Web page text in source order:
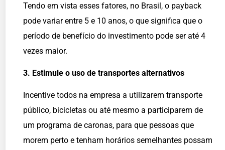
Tendo em vista esses fatores, no Brasil, o payback
pode variar entre 5 e 10 anos, o que significa que o
período de benefício do investimento pode ser até 4
vezes maior.
3. Estimule o uso de transportes alternativos
Incentive todos na empresa a utilizarem transporte
público, bicicletas ou até mesmo a participarem de
um programa de caronas, para que pessoas que
morem perto e tenham horários semelhantes possam